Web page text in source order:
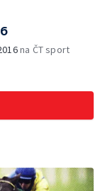
na ČT sport